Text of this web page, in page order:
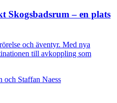
Skogsbadsrum – en plats
och äventyr. Med nya
till avkoppling som